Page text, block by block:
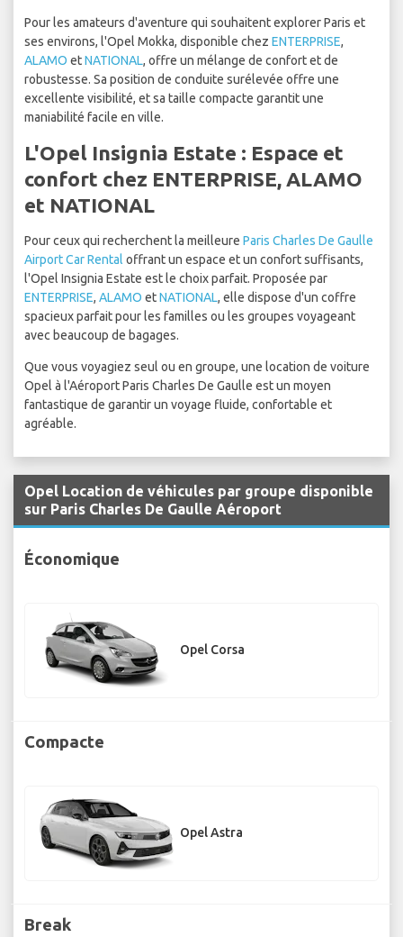
Pour les amateurs d'aventure qui souhaitent explorer Paris et
ses environs, l'Opel Mokka, disponible chez ENTERPRISE,
ALAMO etNATIONAL, offre un mélange de confort et de
robustesse. Sa position de conduite surélevée offre une
excellente visibilité, et sa taille compacte garantit une
maniabilité facile en ville.
L'Opel Insignia Estate : Espace et
confort chez ENTERPRISE, ALAMO
et NATIONAL
Pour ceux qui recherchent la meilleure Paris Charles De Gaulle
Airport Car Rental offrant un espace et un confort suffisants,
l'Opel Insignia Estate est le choix parfait. Proposée par
ENTERPRISE, ALAMO etNATIONAL, elle dispose d'un coffre
spacieux parfait pour les familles ou les groupes voyageant
avec beaucoup de bagages.
Que vous voyagiez seul ou en groupe, une location de voiture
Opel à l'Aéroport Paris Charles De Gaulle est un moyen
fantastique de garantir un voyage fluide, confortable et
agréable.
Opel Location de véhicules par groupe disponible
sur Paris Charles De Gaulle Aéroport
Économique
Opel Corsa
Compacte
Opel Astra
Break